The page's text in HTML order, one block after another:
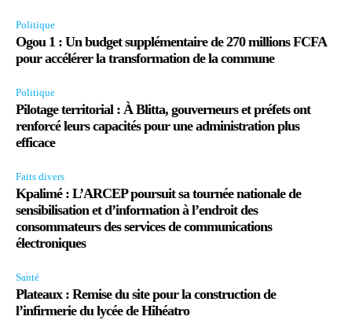
Politique
Ogou 1 : Un budget supplémentaire de 270 millions FCFA
pour accélérer la transformation de la commune
Politique
Pilotage territorial : À Blitta, gouverneurs et préfets ont
renforcé leurs capacités pour une administration plus
efficace
Faits divers
Kpalimé : L’ARCEP poursuit sa tournée nationale de
sensibilisation et d’information à l’endroit des
consommateurs des services de communications
électroniques
Santé
Plateaux : Remise du site pour la construction de
l’infirmerie du lycée de Hihéatro